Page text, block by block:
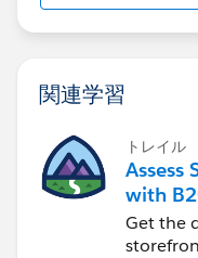
関連学習
トレイル
Assess
with
Get the